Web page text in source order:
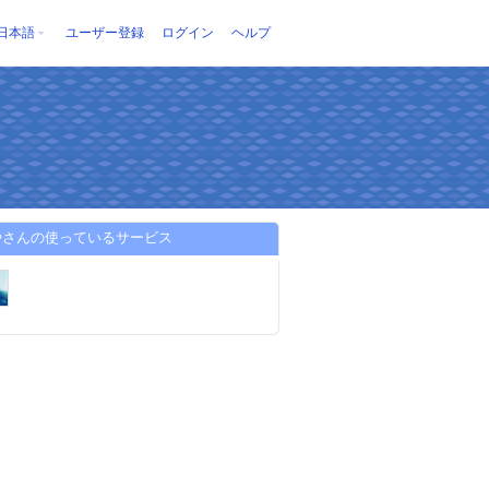
本語 ユーザー登録 ログイン ヘルプ
んの使っているサービス